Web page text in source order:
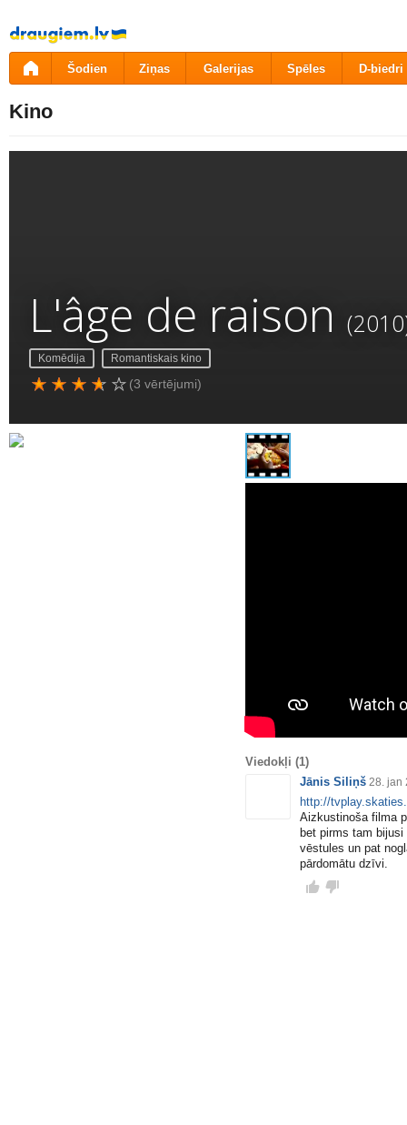
Pāriet
uz
saturu
Šodien Ziņas Galerijas Spēles D-biedri
Kino
L'âge de raison
Komēdija Romantiskais kino
(3 vērtējumi)
Viedokļi (1)
Jānis Siliņš 28. jan
http://
Aizkustinoša filma
bet pirms tam
vēstules un pat
pārdomātu dzīvi.